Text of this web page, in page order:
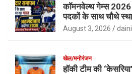
कॉमनवेल्थ गेम्स 2026
पदकों के साथ चौथे
August 3, 2026
खेल/मनोरंजन
हॉकी टीम की